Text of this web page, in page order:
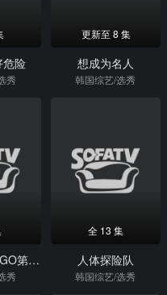
危险
秀
更新至 8 集
想成为名人
韩国综艺/选秀
WANNA·ONEGO第二季
秀
全 13 集
人体探险队
韩国综艺/选秀